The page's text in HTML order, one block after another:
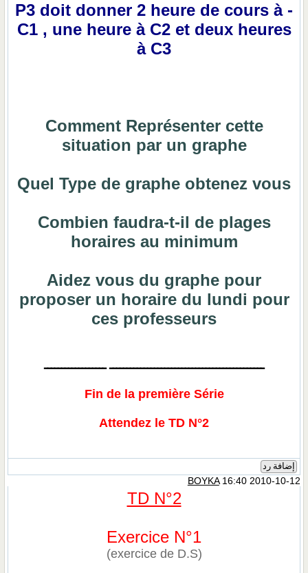
- P3
doit donner 2 heure de cours à
C1 , une heure à C2 et deux heures
à C3
Comment Représenter cette
situation par un graphe
Quel Type de graphe obtenez vous
Combien faudra-t-il de plages
horaires au minimum
Aidez vous du graphe pour
proposer un horaire du lundi pour
ces professeurs
ـــــــــــــــــــــــــــــــــــــــــــــ ــــــــــــــــــ
Fin de la première Série
Attendez le TD N°2
إضافة رد
BOYKA16:40 2010-10-12
TD N°2
Exercice N°1
(exercice de D.S)